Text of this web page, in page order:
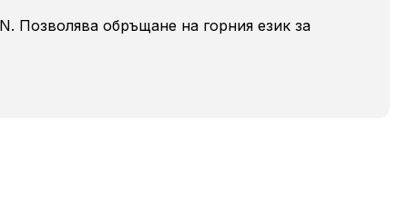
Позволява обръщане на горния език за